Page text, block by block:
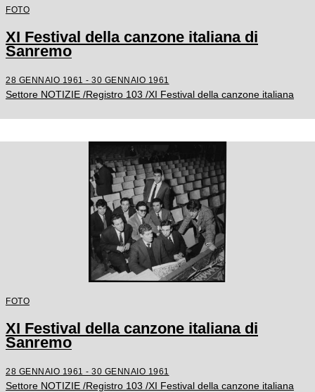
FOTO
XI Festival della canzone italiana di
Sanremo
28 GENNAIO 1961 - 30 GENNAIO 1961
Settore NOTIZIE /Registro 103 /XI Festival della canzone italiana
FOTO
XI Festival della canzone italiana di
Sanremo
28 GENNAIO 1961 - 30 GENNAIO 1961
Settore NOTIZIE /Registro 103 /XI Festival della canzone italiana